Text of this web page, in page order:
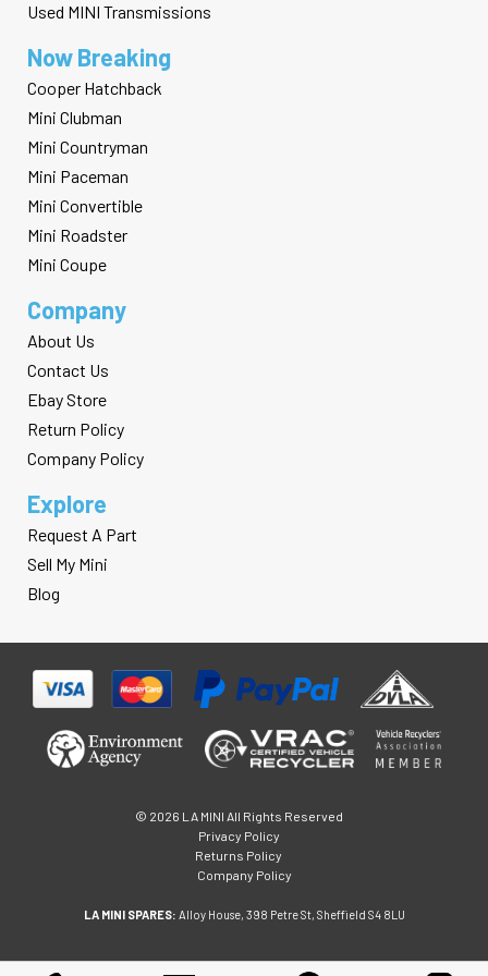
Explore
Request A Part
Sell My Mini
Blog
Company
About Us
Contact Us
Ebay Store
Return Policy
Company Policy
Now Breaking
Cooper Hatchback
Mini Clubman
Mini Countryman
Mini Paceman
Mini Convertible
Mini Roadster
Mini Coupe
Used MINI Transmissions
© 2026 LA MINI All Rights Reserved
Privacy Policy
Returns Policy
Company Policy
LA MINI SPARES: Alloy House, 398 Petre St, Sheffield S4 8LU